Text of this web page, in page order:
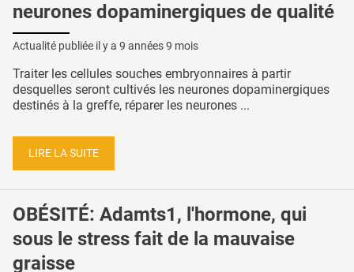
neurones dopaminergiques de qualité
Actualité publiée il y a 9 années 9 mois
Traiter les cellules souches embryonnaires à partir
desquelles seront cultivés les neurones dopaminergiques
destinés à la greffe, réparer les neurones ...
LIRE LA SUITE
OBÉSITÉ: Adamts1, l'hormone, qui
sous le stress fait de la mauvaise
graisse